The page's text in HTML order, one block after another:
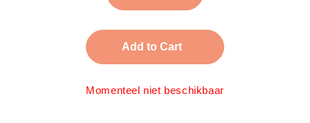
Add to Cart
Momenteel niet beschikbaar